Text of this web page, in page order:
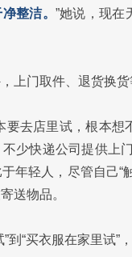
整洁。 ”她说，现在
上门取件、退货换
要去店里试，根本
少快递公司提供上
年轻人，尽管自己
送物品。
”到“买衣服在家里试